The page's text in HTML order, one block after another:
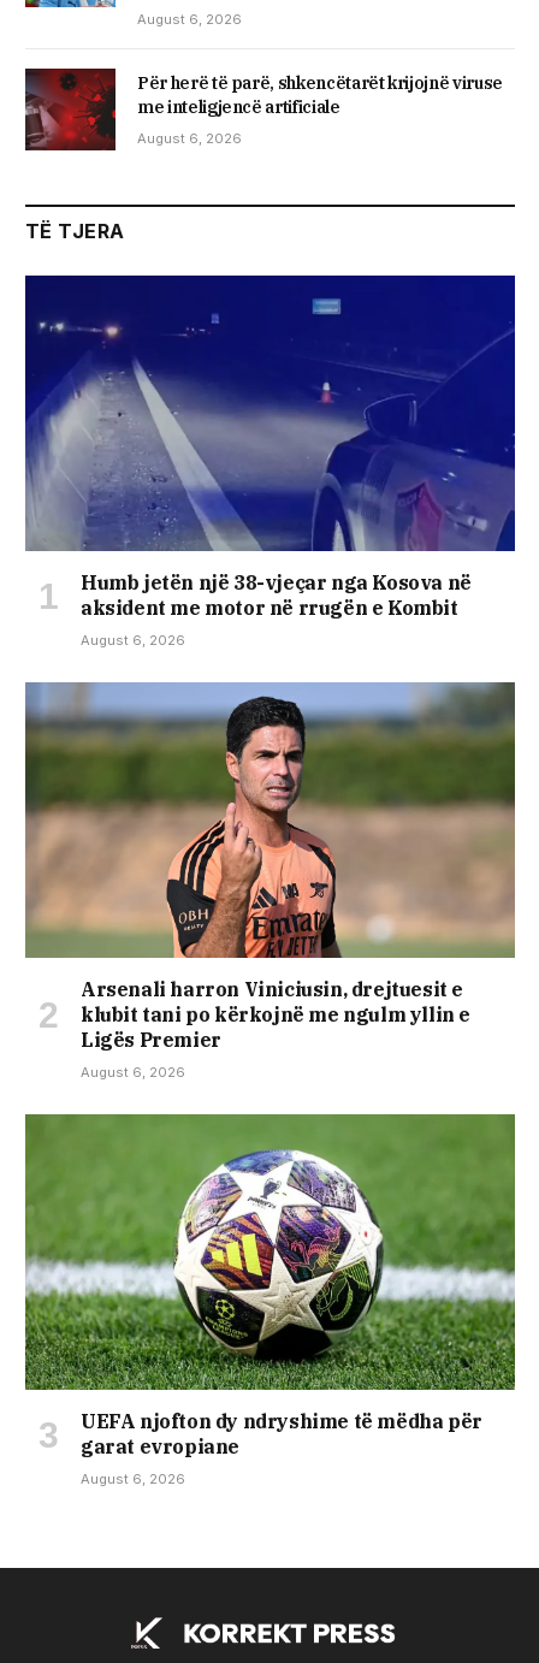
August 6, 2026
Për herë të parë, shkencëtarët krijojnë viruse
me inteligjencë artificiale
August 6, 2026
TË TJERA
Humb jetën një 38-vjeçar nga Kosova në
aksident me motor në rrugën e Kombit
August 6, 2026
Arsenali harron Viniciusin, drejtuesit e
klubit tani po kërkojnë me ngulm yllin e
Ligës Premier
August 6, 2026
UEFA njofton dy ndryshime të mëdha për
garat evropiane
August 6, 2026